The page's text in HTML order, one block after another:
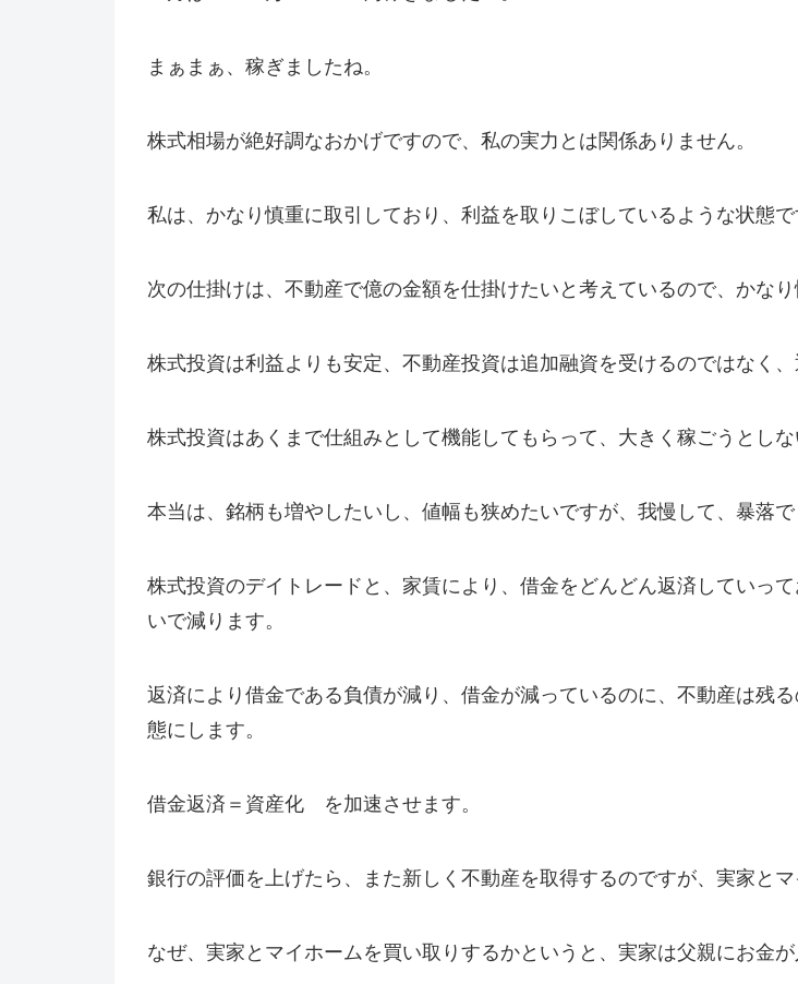
まぁまぁ、稼ぎましたね。
株式相場が絶好調なおかげですので、私の実力とは関係ありません。
私は、かなり慎重に取引しており、利益を取りこぼしているような状態で
次の仕掛けは、不動産で億の金額を仕掛けたいと考えているので、かな
株式投資は利益よりも安定、不動産投資は追加融資を受けるのではなく、
株式投資はあくまで仕組みとして機能してもらって、大きく稼ごうとしな
本当は、銘柄も増やしたいし、値幅も狭めたいですが、我慢して、暴落
株式投資のデイトレードと、家賃により、借金をどんどん返済していっ
いで減ります。
返済により借金である負債が減り、借金が減っているのに、不動産は残
態にします。
借金返済＝資産化 を加速させます。
銀行の評価を上げたら、また新しく不動産を取得するのですが、実家と
なぜ、実家とマイホームを買い取りするかというと、実家は父親にお金